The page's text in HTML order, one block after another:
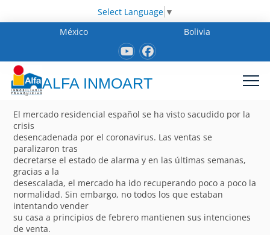
Select Language ▼
México
Bolivia
ALFA INMOART
El mercado residencial español se ha visto sacudido por la
crisis
desencadenada por el coronavirus. Las ventas se
paralizaron tras
decretarse el estado de alarma y en las últimas semanas,
gracias a la
desescalada, el mercado ha ido recuperando poco a poco la
normalidad. Sin embargo, no todos los que estaban
intentando vender
su casa a principios de febrero mantienen sus intenciones
de venta.